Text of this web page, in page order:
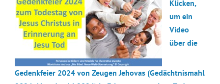
Klicken,
um ein
Video
über die
Gedenkfeier 2024 von Zeugen Jehovas (Gedächtnismahl